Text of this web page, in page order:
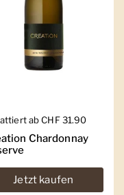
Preis
ab CHF 31.90
Chardonnay
Jetzt kaufen